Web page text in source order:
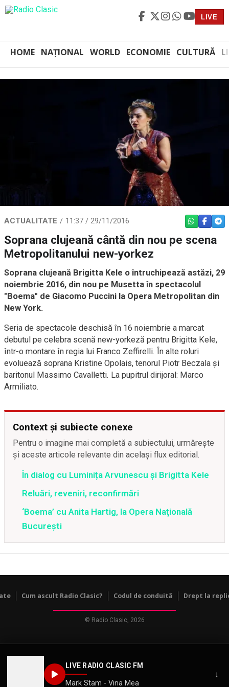
LIVE
HOME NAȚIONAL WORLD ECONOMIE CULTURĂ
LIVE RADIO CLASIC FM
Mark Stam - Vina Mea
↓
ACTUALITATE 11:37 / 29/11/2016 WHATSAPP
Soprana clujeană cântă din nou pe scena
Metropolitanului new-yorkez
Soprana clujeană Brigitta Kele o întruchipează astăzi, 29
noiembrie 2016, din nou pe Musetta în spectacolul
"Boema" de Giacomo Puccini la Opera Metropolitan din
New York.
Seria de spectacole deschisă în 16 noiembrie a marcat
debutul pe celebra scenă new-yorkeză pentru Brigitta Kele,
într-o montare în regia lui Franco Zeffirelli. În alte roluri
evoluează soprana Kristine Opolais, tenorul Piotr Beczala și
baritonul Massimo Cavalletti. La pupitrul dirijoral: Marco
Armiliato.
Context și subiecte conexe
Pentru o imagine mai completă a subiectului, urmărește
și aceste articole relevante din același flux editorial.
În dialog cu Luminița Arvunescu și Brigitta Kele
Reluări, reveniri, reconfirmări
‘Boema’ cu Anita Hartig, la Opera Naţională
Bucureşti
Cum ascult Radio Clasic? Codul de conduită Drept la
© Radio Clasic, 2026